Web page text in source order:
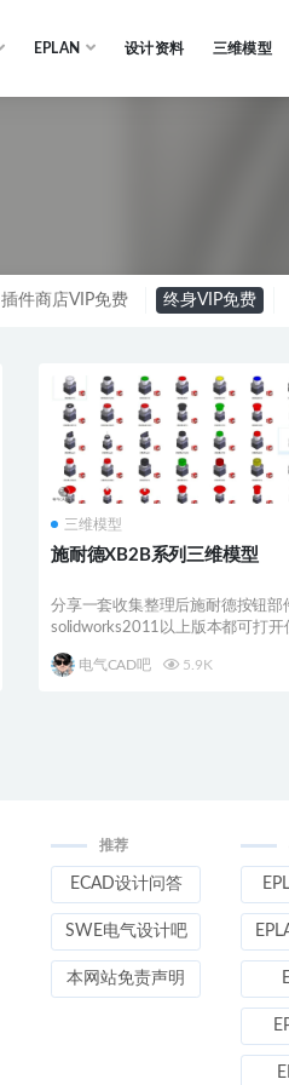
EPLAN 设计资料 三维模型
插件商店VIP免费 终身VIP免费
三维模型
施耐德XB2B系列三维模型
分享一套收集整理后施耐德按钮部
solidworks2011以上版本都可打开
电气CAD吧 5.9K
推荐
ECAD设计问答
SWE电气设计吧
本网站免责声明